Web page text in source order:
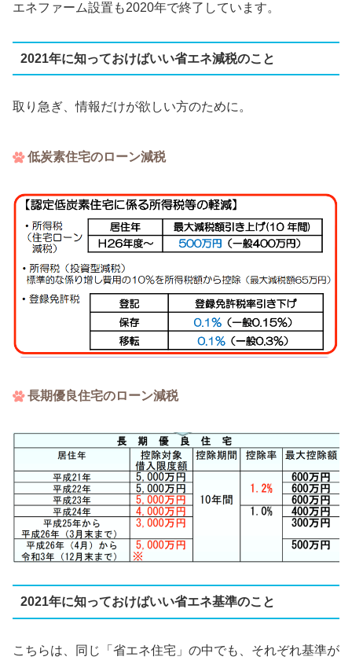
エネファーム設置も2020年で終了しています。
2021年に知っておけばいい省エネ減税のこと
取り急ぎ、情報だけが欲しい方のために。
低炭素住宅のローン減税
長期優良住宅のローン減税
2021年に知っておけばいい省エネ基準のこと
こちらは、同じ「省エネ住宅」の中でも、それぞれ基準が